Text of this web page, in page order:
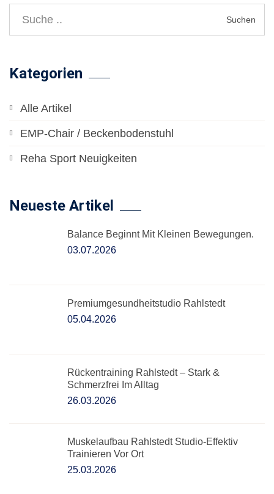
Suchen
Kategorien
Alle Artikel
EMP-Chair / Beckenbodenstuhl
Reha Sport Neuigkeiten
Neueste Artikel
Balance Beginnt Mit Kleinen Bewegungen.
03.07.2026
Premiumgesundheitstudio Rahlstedt
05.04.2026
Rückentraining Rahlstedt – Stark &
Schmerzfrei Im Alltag
26.03.2026
Muskelaufbau Rahlstedt Studio-Effektiv
Trainieren Vor Ort
25.03.2026